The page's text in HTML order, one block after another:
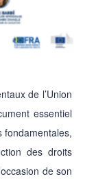
de l’Union
essentiel
des droits
de son